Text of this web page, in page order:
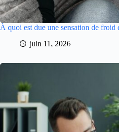
À quoi est due une sensation de froid
juin 11, 2026